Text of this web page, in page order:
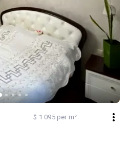
$ 1 095 per m²